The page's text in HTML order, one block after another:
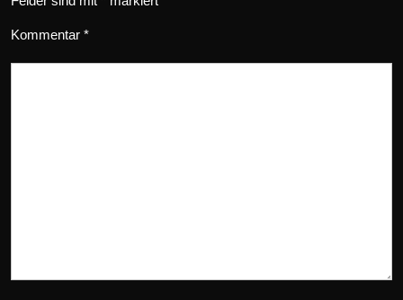
Kommentar *